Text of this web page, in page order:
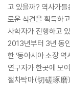
고 있을까? 역사가
로운 식견을 획득하
사학자가 진행하고
2013년부터 3년 동
한 ‘동아시아 소장
연구자가 한곳에 모
절차탁마(切磋琢磨)